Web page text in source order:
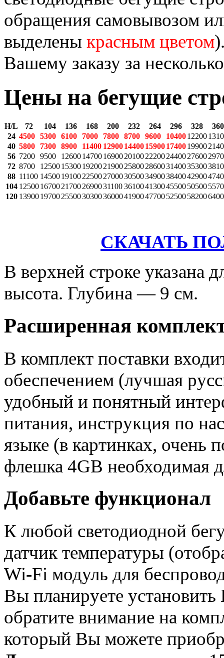
обращения самовывозом
выделены красным цветом
Вашему заказу за
Цены на бегущие
H/L 72 104 136 168 200 232 264 296 328
360
24 4500 5300 6100 7000 7800 8700 9600 1040012200
40 5800 7300 8900 11400 1290014400159001740019900
56 7200 9500 12600147001690020100222002440027600
72 8700 1250015300192002190025800286003140035300
88 11100 1450019100225002700030500349003840042900
104 125001670021700269003110036100413004550050500
120 139001970025500303003600041900477005250058200
СКАЧАТЬ
В верхней строке указана
высота. Глубина — 9 см.
Расширенная
В комплект поставки
обеспечением (лучшая
удобный и понятный
питания, инструкция по
языке (в картинках,
флешка 4GB необходимая
Добавьте функционал
К любой светодиодной
датчик температуры
Wi-Fi модуль для
Вы планируете
обратите внимание на
который Вы можете